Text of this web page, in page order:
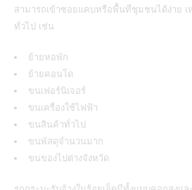
สามารถเข้าซอยแคบหรือพื้นที่ชุมชนได้ง่าย เ
ทั่วไป เช่น
ย้ายหอพัก
ย้ายคอนโด
ขนเฟอร์นิเจอร์
ขนเครื่องใช้ไฟฟ้า
ขนสินค้าทั่วไป
ขนพัสดุจำนวนมาก
ขนของไปต่างจังหวัด